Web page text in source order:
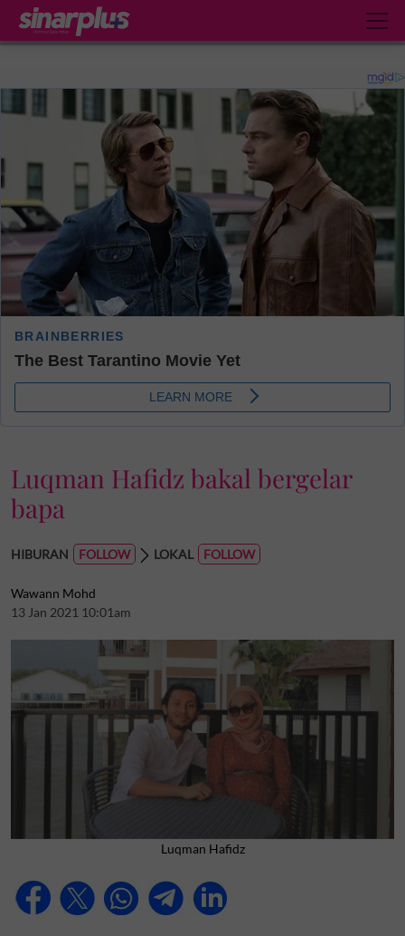
Luqman Hafidz bakal bergelar
bapa
HIBURAN LOKAL
Wawann Mohd
13 Jan 2021 10:01am
Luqman Hafidz